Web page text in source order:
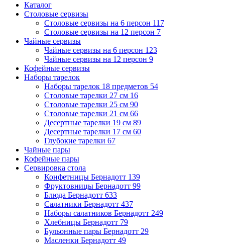
Каталог
Столовые сервизы
Столовые сервизы на 6 персон 117
Столовые сервизы на 12 персон 7
Чайные сервизы
Чайные сервизы на 6 персон 123
Чайные сервизы на 12 персон 9
Кофейные сервизы
Наборы тарелок
Наборы тарелок 18 предметов 54
Столовые тарелки 27 см 16
Столовые тарелки 25 см 90
Столовые тарелки 21 см 66
Десертные тарелки 19 см 89
Десертные тарелки 17 см 60
Глубокие тарелки 67
Чайные пары
Кофейные пары
Сервировка стола
Конфетницы Бернадотт 139
Фруктовницы Бернадотт 99
Блюда Бернадотт 633
Салатники Бернадотт 437
Наборы салатников Бернадотт 249
Хлебницы Бернадотт 79
Бульонные пары Бернадотт 29
Масленки Бернадотт 49